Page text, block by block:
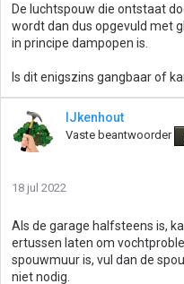
De luchtspouw die ontstaat
wordt dan dus opgevuld met
in principe dampopen is.
Is dit enigszins gangbaar of
IJkenhout
Vaste beantwoorder
18 jul 2022
Als de garage halfsteens is,
ertussen laten om
spouwmuur is, vul dan de
niet nodig.